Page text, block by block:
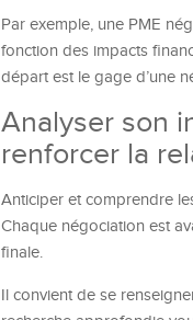
Par exemple, une PME
fonction des impacts
départ est le gage d’une
Analyser son
renforcer la
Anticiper et comprendre
Chaque négociation est
finale.
Il convient de se